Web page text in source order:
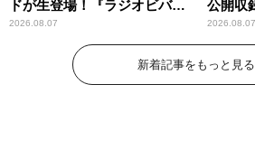
ドが生登場！『ラジオビバリ
ー昼ズ』
2026.08.07
公開収
2026.08.07
新着記事をもっと見る